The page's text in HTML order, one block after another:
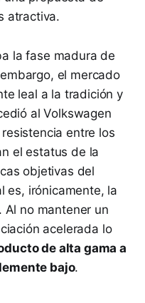
atractiva.
la fase madura de
el mercado
leal a la tradición y
al Volkswagen
entre los
el estatus de la
objetivas del
es, irónicamente, la
no mantener un
acelerada lo
de alta gama a
bajo.